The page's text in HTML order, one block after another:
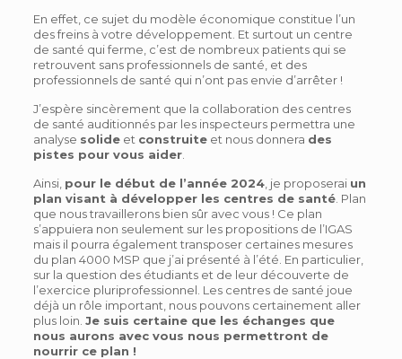
En effet, ce sujet du modèle économique constitue l’un
des freins à votre développement. Et surtout un centre
de santé qui ferme, c’est de nombreux patients qui se
retrouvent sans professionnels de santé, et des
professionnels de santé qui n’ont pas envie d’arrêter !
J’espère sincèrement que la collaboration des centres
de santé auditionnés par les inspecteurs permettra une
analyse solideet construiteet nous donnera des
pistes pour vous aider.
Ainsi, pour le début de l’année 2024, je proposerai un
plan visant à développer les centres de santé. Plan
que nous travaillerons bien sûr avec vous ! Ce plan
s’appuiera non seulement sur les propositions de l’IGAS
mais il pourra également transposer certaines mesures
du plan 4000 MSP que j’ai présenté à l’été. En particulier,
sur la question des étudiants et de leur découverte de
l’exercice pluriprofessionnel. Les centres de santé joue
déjà un rôle important, nous pouvons certainement aller
plus loin. Je suis certaine que les échanges que
nous aurons avec vous nous permettront de
nourrir ce plan !